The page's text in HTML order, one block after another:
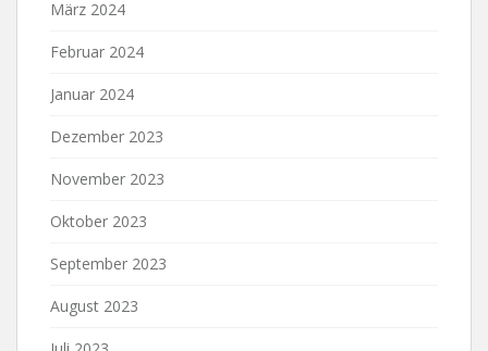
März 2024
Februar 2024
Januar 2024
Dezember 2023
November 2023
Oktober 2023
September 2023
August 2023